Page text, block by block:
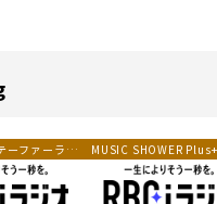
ーファーラジ
MUSIC SHOWER Plus+